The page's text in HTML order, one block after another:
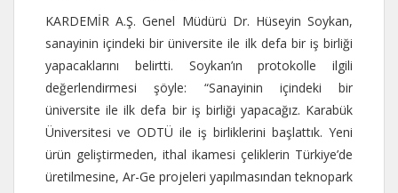
KARDEMİR A.Ş. Genel Müdürü Dr. Hüseyin Soykan,
sanayinin içindeki bir üniversite ile ilk defa bir iş birliği
yapacaklarını belirtti. Soykan’ın protokolle ilgili
değerlendirmesi şöyle: “Sanayinin içindeki bir
üniversite ile ilk defa bir iş birliği yapacağız. Karabük
Üniversitesi ve ODTÜ ile iş birliklerini başlattık. Yeni
ürün geliştirmeden, ithal ikamesi çeliklerin Türkiye’de
üretilmesine, Ar-Ge projeleri yapılmasından teknopark